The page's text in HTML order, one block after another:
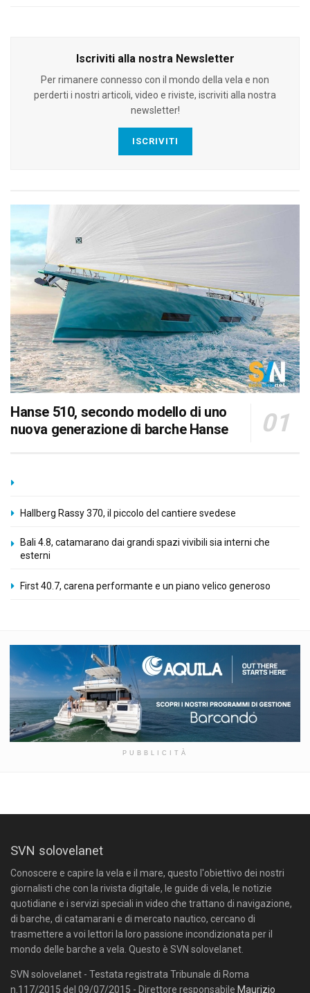
Iscriviti alla nostra Newsletter
Per rimanere connesso con il mondo della vela e non
perderti i nostri articoli, video e riviste, iscriviti alla nostra
newsletter!
ISCRIVITI
Hanse 510, secondo modello di uno
nuova generazione di barche Hanse
Hallberg Rassy 370, il piccolo del cantiere svedese
Bali 4.8, catamarano dai grandi spazi vivibili sia interni che
esterni
First 40.7, carena performante e un piano velico generoso
PUBBLICITÀ
SVN solovelanet
Conoscere e capire la vela e il mare, questo l'obiettivo dei nostri
giornalisti che con la rivista digitale, le guide di vela, le notizie
quotidiane e i servizi speciali in video che trattano di navigazione,
di barche, di catamarani e di mercato nautico, cercano di
trasmettere a voi lettori la loro passione incondizionata per il
mondo delle barche a vela. Questo è SVN solovelanet.
SVN solovelanet - Testata registrata Tribunale di Roma
n.117/2015 del 09/07/2015 - Direttore responsabile Maurizio